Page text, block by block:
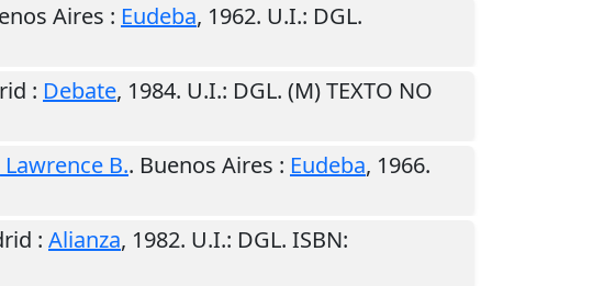
Aires : Eudeba, 1962. U.I.: DGL.
: Debate, 1984. U.I.: DGL. (M) TEXTO NO
B.. Buenos Aires : Eudeba, 1966.
: Alianza, 1982. U.I.: DGL. ISBN: